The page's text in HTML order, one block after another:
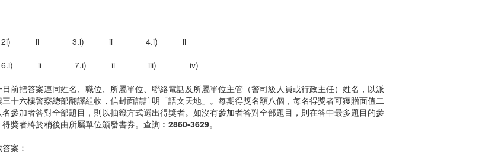
2i) ii 3.i) ii 4.i) ii
ii 7.i) ii iii) iv)
前把答案連同姓名、職位、所屬單位、聯絡電話及所屬單位主管（警司級人員或行政主任）姓名，以派
十六樓警察總部翻譯組收，信封面請註明「語文天地」。每期得獎名額八個，每名得獎者可獲贈面值二
參加者答對全部題目，則以抽籤方式選出得獎者。如沒有參加者答對全部題目，則在答中最多題目的參
獎者將於稍後由所屬單位頒發書券。查詢︰ 2860-3629。
案︰